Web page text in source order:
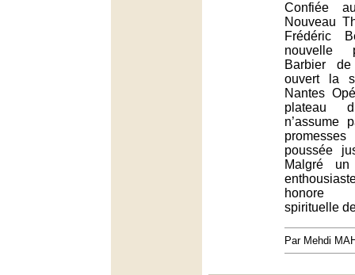
Confiée
Nouveau
Frédéric
nouvelle
Barbier
ouvert la
Nantes
plateau
n’assume
poussée
Malgré
honore
spirituelle
Par Mehdi